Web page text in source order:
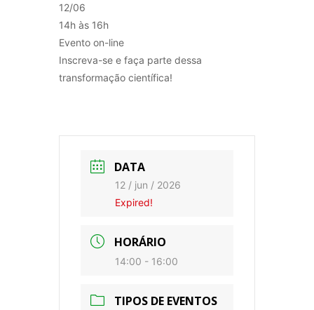
12/06
14h às 16h
Evento on-line
Inscreva-se e faça parte dessa
transformação científica!
DATA
12 / jun / 2026
Expired!
HORÁRIO
14:00 - 16:00
TIPOS DE EVENTOS